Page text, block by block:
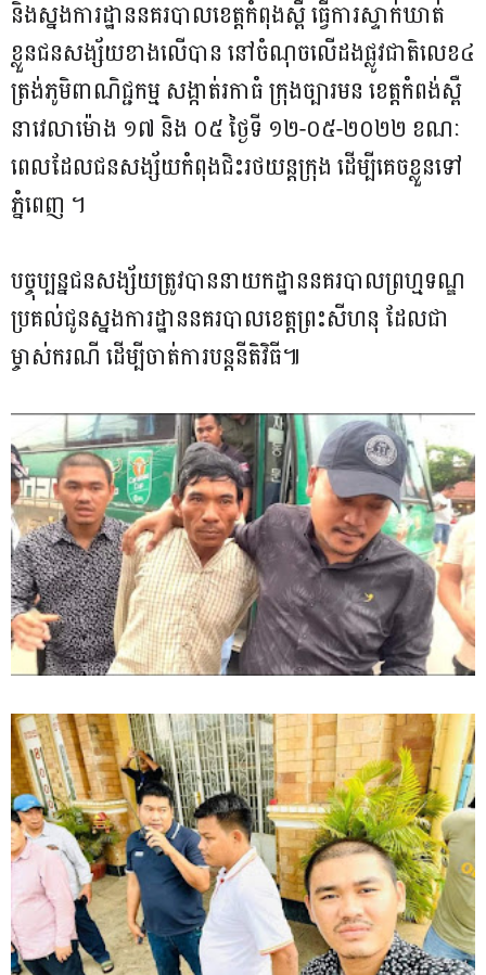
និងស្នងការដ្ឋាននគរបាលខេត្តកំពុងស្ពឺ ធ្វើការស្ទាក់ឃាត់
ខ្លួនជនសង្ស័យខាងលើបាន នៅចំណុចលើដងផ្លូវជាតិលេខ៤
ត្រង់ភូមិពាណិជ្ជកម្ម សង្កាត់រកាធំ ក្រុងច្បារមន ខេត្តកំពង់ស្ពឺ
នាវេលាម៉ោង ១៧ និង ០៥ ថ្ងៃទី ១២-០៥-២០២២ ខណៈ
ពេលដែលជនសង្ស័យកំពុងជិះរថយន្តក្រុង ដើម្បីគេចខ្លួនទៅ
ភ្នំពេញ ។
បច្ចុប្បន្នជនសង្ស័យត្រូវបាននាយកដ្ឋាននគរបាលព្រហ្មទណ្ឌ
ប្រគល់ជូនស្នងការដ្ឋាននគរបាលខេត្តព្រះសីហនុ ដែលជា
ម្ចាស់ករណី ដើម្បីចាត់ការបន្តនីតិវិធី៕